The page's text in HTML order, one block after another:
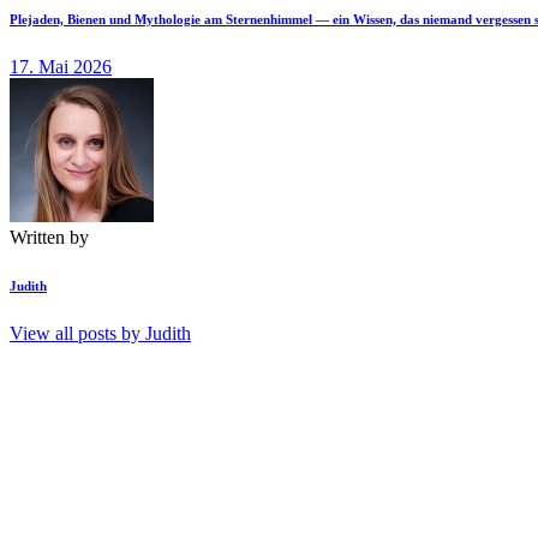
Plejaden, Bienen und Mythologie am Sternenhimmel — ein Wissen, das niemand vergessen
17. Mai 2026
Written by
Judith
View all posts by Judith